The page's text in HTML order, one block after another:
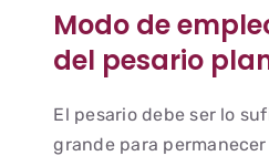
Modo de
del pesario
El pesario debe ser lo
grande para